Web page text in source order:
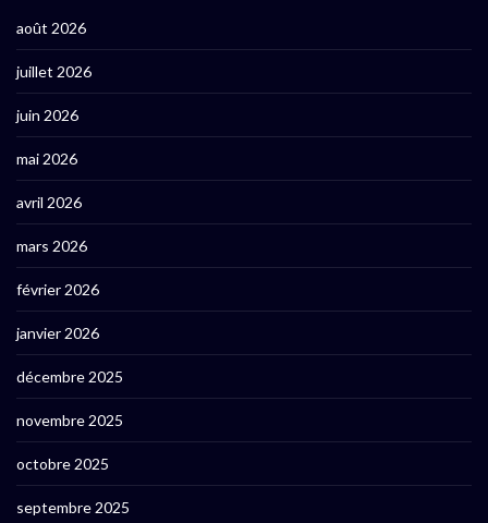
août 2026
juillet 2026
juin 2026
mai 2026
avril 2026
mars 2026
février 2026
janvier 2026
décembre 2025
novembre 2025
octobre 2025
septembre 2025